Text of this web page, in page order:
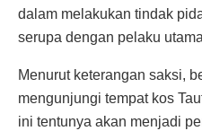
dalam melakukan tindak
serupa dengan pelaku
Menurut keterangan saksi,
mengunjungi tempat kos
ini tentunya akan menjadi